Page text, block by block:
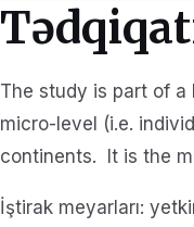
The study is part of a
micro-level (i.e.
continents. It is the
İştirak meyarları: